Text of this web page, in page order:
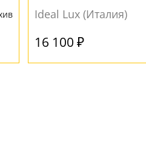
Ideal Lux (Италия)
16 100 ₽